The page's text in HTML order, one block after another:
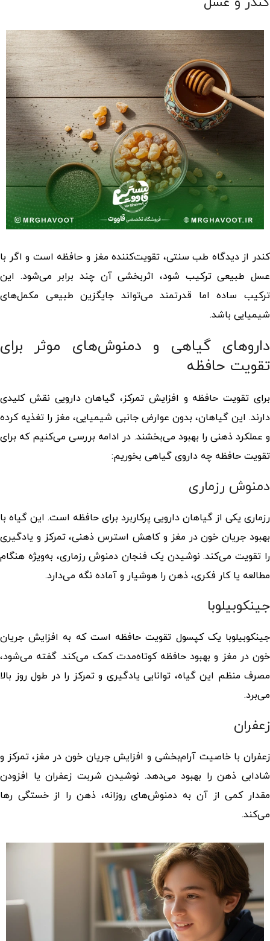
کندر از دیدگاه طب سنتی، تقویت‌کننده مغز و حافظه است و اگر با
عسل طبیعی ترکیب شود، اثربخشی آن چند برابر می‌شود. این
ترکیب ساده اما قدرتمند می‌تواند جایگزین طبیعی مکمل‌های
شیمیایی باشد.
داروهای گیاهی و دمنوش‌های موثر برای
تقویت حافظه
برای تقویت حافظه و افزایش تمرکز، گیاهان دارویی نقش کلیدی
دارند. این گیاهان، بدون عوارض جانبی شیمیایی، مغز را تغذیه کرده
و عملکرد ذهنی را بهبود می‌بخشند. در ادامه بررسی می‌کنیم که برای
تقویت حافظه چه داروی گیاهی بخوریم:
دمنوش رزماری
رزماری یکی از گیاهان دارویی پرکاربرد برای حافظه است. این گیاه با
بهبود جریان خون در مغز و کاهش استرس ذهنی، تمرکز و یادگیری
را تقویت می‌کند. نوشیدن یک فنجان دمنوش رزماری، به‌ویژه هنگام
مطالعه یا کار فکری، ذهن را هوشیار و آماده نگه می‌دارد.
جینکوبیلوبا
جینکوبیلوبا یک کپسول تقویت حافظه است که به افزایش جریان
خون در مغز و بهبود حافظه کوتاه‌مدت کمک می‌کند. گفته می‌شود،
مصرف منظم این گیاه، توانایی یادگیری و تمرکز را در طول روز بالا
می‌برد.
زعفران
زعفران با خاصیت آرام‌بخشی و افزایش جریان خون در مغز، تمرکز و
شادابی ذهن را بهبود می‌دهد. نوشیدن شربت زعفران یا افزودن
مقدار کمی از آن به دمنوش‌های روزانه، ذهن را از خستگی رها
می‌کند.